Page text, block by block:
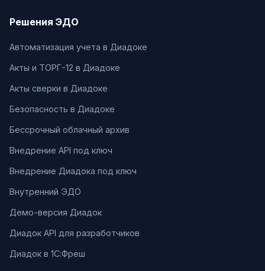
Решения ЭДО
Автоматизация учета в Диадоке
Акты и ТОРГ-12 в Диадоке
Акты сверки в Диадоке
Безопасность в Диадоке
Бессрочный облачный архив
Внедрение API под ключ
Внедрение Диадока под ключ
Внутренний ЭДО
Демо-версия Диадок
Диадок API для разработчиков
Диадок в 1С:Фреш